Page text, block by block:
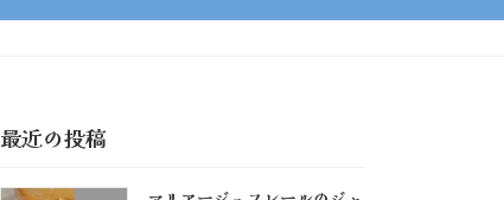
最近の投稿